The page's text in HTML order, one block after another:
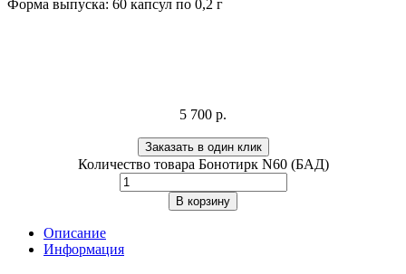
Форма выпуска: 60 капсул по 0,2 г
5 700 р.
Заказать в один клик
Количество товара Бонотирк N60 (БАД)
В корзину
Описание
Информация